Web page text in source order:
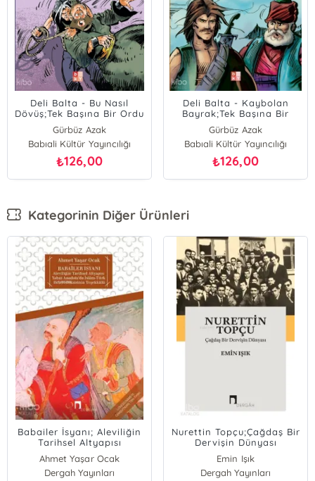
Deli Balta - Bu Nasıl
Dövüş;Tek Başına Bir Ordu
Gürbüz Azak
Babıali Kültür Yayıncılığı
₺126,00
Deli Balta - Kaybolan
Bayrak;Tek Başına Bir
Ordu
Gürbüz Azak
Babıali Kültür Yayıncılığı
₺126,00
Kategorinin Diğer Ürünleri
Babailer İsyanı; Aleviliğin
Tarihsel Altyapısı
Ahmet Yaşar Ocak
Dergah Yayınları
Nurettin Topçu;Çağdaş Bir
Dervişin Dünyası
Emin Işık
Dergah Yayınları